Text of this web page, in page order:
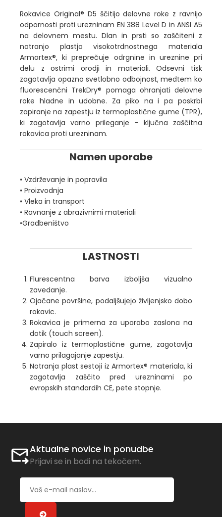
Rokavice Original® D5 ščitijo delovne roke z ravnijo
odpornosti proti urezninam EN 388 Level D in ANSI A5
na delovnem mestu. Dlan in prsti so zaščiteni z
notranjo plastjo visokotrdnostnega materiala
Armortex®, ki preprečuje odrgnine in ureznine pri
delu z ostrimi orodji in materiali. Odsevni tisk
zagotavlja opazno svetlobno odbojnost, medtem ko
fluorescenčni TrekDry® pomaga ohranjati delovne
roke hladne in udobne. Za piko na i pa poskrbi
zapiranje na zapestju iz termoplastične gume (TPR),
ki zagotavlja varno prileganje – ključna zaščitna
rokavica proti urezninam.
Namen uporabe
• Vzdrževanje in popravila
• Proizvodnja
• Vleka in transport
• Ravnanje z abrazivnimi materiali
•Gradbeništvo
LASTNOSTI
Flurescentna barva izboljša vizualno
zavedanje.
Ojačane površine, podaljšujejo življenjsko dobo
rokavic.
Rokavica je primerna za uporabo zaslona na
dotik (touch screen).
Zapiralo iz termoplastične gume, zagotavlja
varno prilagajanje zapestju.
Notranja plast sestoji iz Armortex® materiala, ki
zagotavlja zaščito pred urezninami po
evropskih standardih CE, pete stopnje.
Aktualne novice in ponudbe
Prijavi se in bodi na tekočem.